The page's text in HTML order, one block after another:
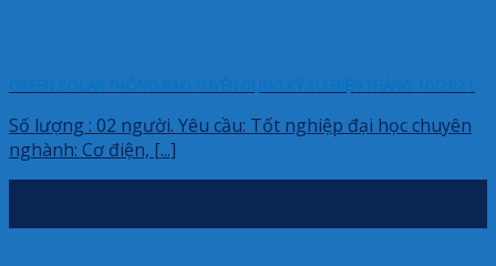
GREEN SOLAR THÔNG BÁO TUYỂN DỤNG KỸ SƯ ĐIỆN THÁNG 10/2021
Số lượng : 02 người. Yêu cầu: Tốt nghiệp đại học chuyên
nghành: Cơ điện, [...]